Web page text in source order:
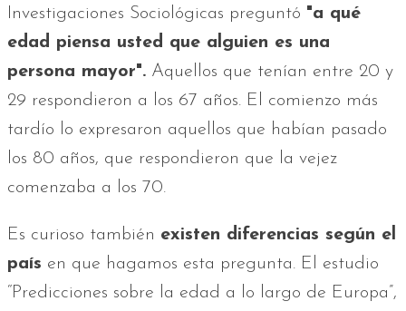
Investigaciones Sociológicas preguntó "a qué
edad piensa usted que alguien es una
persona mayor". Aquellos que tenían entre 20 y
29 respondieron a los 67 años. El comienzo más
tardío lo expresaron aquellos que habían pasado
los 80 años, que respondieron que la vejez
comenzaba a los 70.
Es curioso también existen diferencias según el
país en que hagamos esta pregunta. El estudio
“Predicciones sobre la edad a lo largo de Europa”,